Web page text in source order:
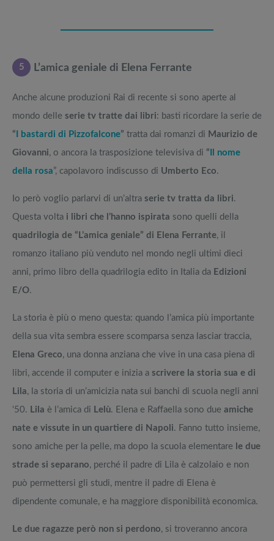
5 L’amica geniale di Elena Ferrante
Anche alcune produzioni Rai di recente si sono aperte al
mondo delle serie tv tratte dai libri: basti ricordare la serie de
“ I bastardi di Pizzofalcone” tratta dai romanzi di Maurizio de
Giovanni, o ancora la trasposizione televisiva di “ Il nome
della rosa”, capolavoro indiscusso di Umberto Eco.
Io però voglio parlarvi di un’altra serie tv tratta da libri.
Questa volta i libri che l’hanno ispirata sono quelli della
quadrilogia de “L’amica geniale” di Elena Ferrante, il
romanzo italiano più venduto nel mondo negli ultimi dieci
anni, primo libro della quadrilogia edito in Italia da Edizioni
E/O.
La storia è più o meno questa: quando l’amica più importante
della sua vita sembra essere scomparsa senza lasciar traccia,
Elena Greco, una donna anziana che vive in una casa piena di
libri, accende il computer e inizia a scrivere la storia sua e di
Lila, la storia di un’amicizia nata sui banchi di scuola negli anni
‘50. Lila è l’amica di Lelù. Elena e Raffaella sono due amiche
nate e vissute in un quartiere di Napoli. Fanno tutto insieme,
sono amiche per la pelle, ma dopo la scuola elementare le due
strade si separano, perché il padre di Lila è calzolaio e non
può permettersi gli studi, mentre il padre di Elena è
dipendente comunale, e ha maggiore disponibilità economica.
Le due ragazze però non si perdono, si troveranno ancora